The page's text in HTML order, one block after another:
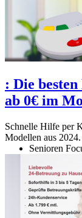
: Die
ab 0€ im
Schnelle Hilfe per
Modellen aus 2024.
Senioren